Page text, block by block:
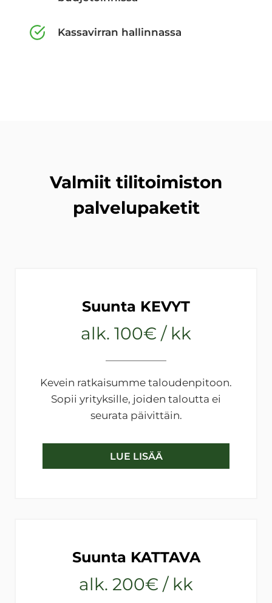
Kassavirran hallinnassa
Valmiit tilitoimiston
palvelupaketit
Suunta KEVYT
alk. 100€ / kk
Kevein ratkaisumme taloudenpitoon.
Sopii yrityksille, joiden taloutta ei
seurata päivittäin.
LUE LISÄÄ
Suunta KATTAVA
alk. 200€ / kk